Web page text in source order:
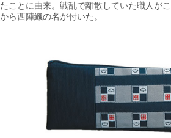
たことに由来。戦乱で離散していた職人が
から西陣織の名が付いた。